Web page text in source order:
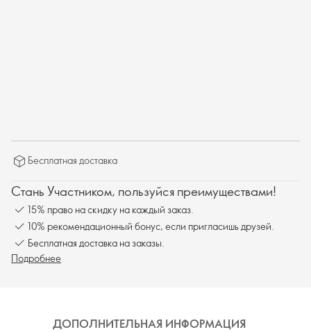
Бесплатная доставка
Стань Участником, пользуйся преимуществами!
15% право на скидку на каждый заказ.
10% рекомендационный бонус, если пригласишь друзей.
Бесплатная доставка на заказы.
Подробнее
ДОПОЛНИТЕЛЬНАЯ ИНФОРМАЦИЯ